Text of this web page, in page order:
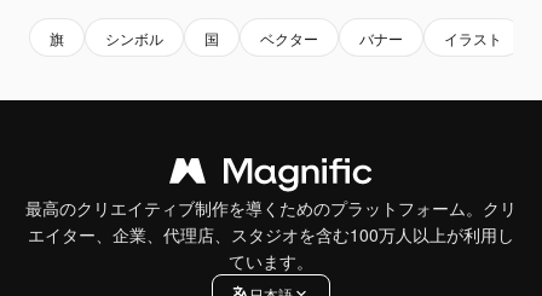
旗 シンボル 国 ベクター バナー イラスト
最高のクリエイティブ制作を導くためのプラットフォーム。クリ
エイター、企業、代理店、スタジオを含む100万人以上が利用し
ています。